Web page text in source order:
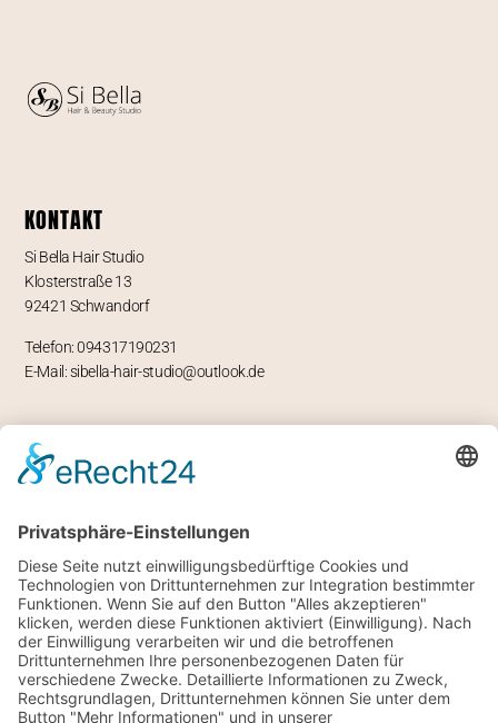
KONTAKT
Si Bella Hair Studio
Klosterstraße 13
92421 Schwandorf
Telefon: 094317190231
E-Mail: sibella-hair-studio@outlook.de
ÖFFNUNGSZEITEN
Sa 8 bis 14 Uhr
RECHTLICHES
Impressum
Datenschutz